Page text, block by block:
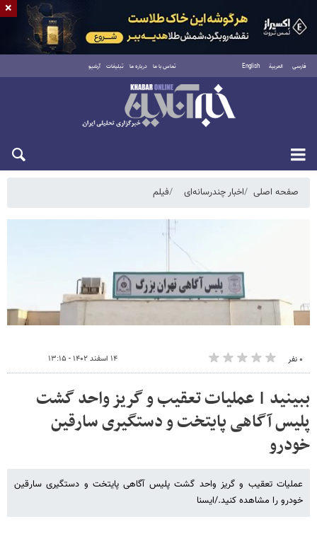
فارسی العربية English تماس با ما درباره ما تبلیغات آرشیو
جمعه ۱۶ مرداد ۱۴۰۵
صفحه اصلی اخبار چندرسانه‌ای فیلم
۰ نفر ۱۴ اسفند ۱۴۰۲ - ۱۳:۱۵
ببینید | عملیات تعقیب و گریز واحد گشت
پلیس آگاهی پایتخت و دستگیری سارقین
خودرو
عملیات تعقیب و گریز واحد گشت پلیس آگاهی پایتخت و دستگیری سارقین
خودرو را مشاهده کنید./ایسنا
×